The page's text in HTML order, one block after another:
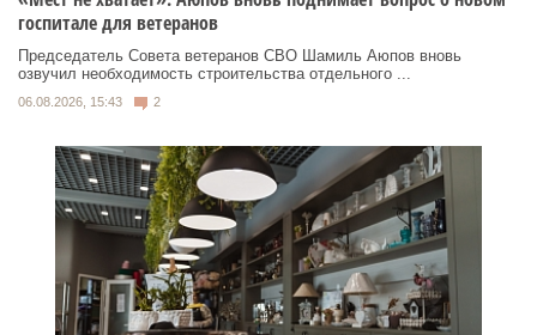
госпитале для ветеранов
Председатель Совета ветеранов СВО Шамиль Аюпов вновь
озвучил необходимость строительства отдельного ...
06.08.2026, 15:43 2